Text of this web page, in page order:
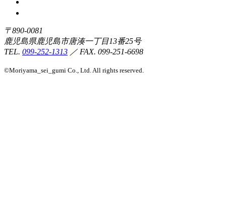
〒890-0081
鹿児島県鹿児島市唐湊一丁目13番25号
TEL. 099-252-1313 ／ FAX. 099-251-6698
©Moriyama_sei_gumi Co., Ltd. All rights reserved.